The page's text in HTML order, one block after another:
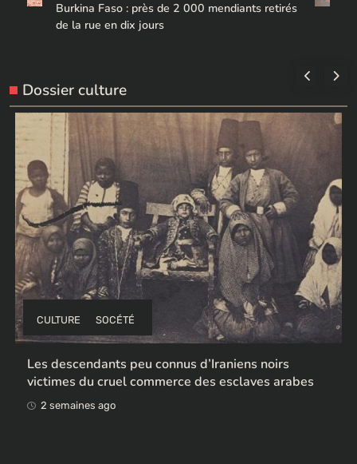
Burkina Faso : près de 2 000 mendiants retirés
de la rue en dix jours
Dossier culture
CULTURE SOCÉTÉ
Les descendants peu connus d’Iraniens noirs
victimes du cruel commerce des esclaves arabes
2 semaines ago